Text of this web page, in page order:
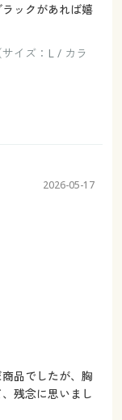
ックがあれば嬉
イズ：L / カラ
2026-05-17
品でしたが、胸
残念に思いまし